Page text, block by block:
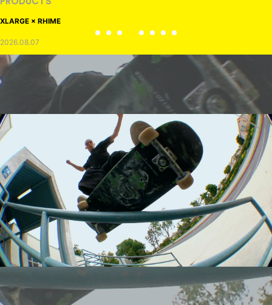
AKIRA OZAWA / 尾澤 彰
2021.09.02